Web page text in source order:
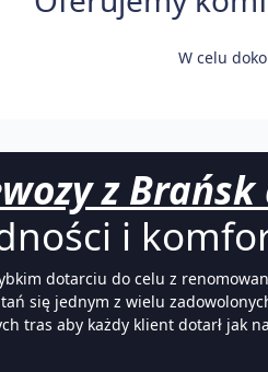
W celu
z
i
dotarciu do celu z
się jednym z wielu
tras aby każdy klient dotarł jak